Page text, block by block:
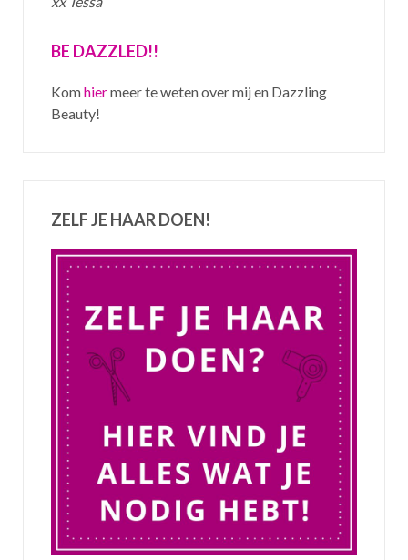
BE DAZZLED!!
Komhiermeer te weten over mij en Dazzling
Beauty!
ZELF JE HAAR DOEN!